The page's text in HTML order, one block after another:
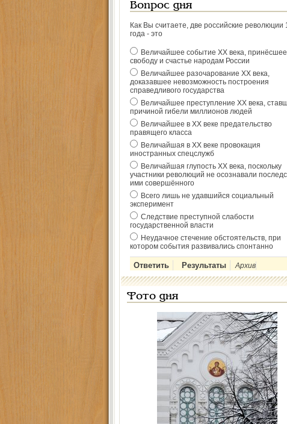
Вопрос дня
Как Вы считаете, две российские революции
года - это
Величайшее событие ХХ века, принёсшее
свободу и счастье народам России
Величайшее разочарование ХХ века,
доказавшее невозможность построения
справедливого государства
Величайшее преступление ХХ века,
причиной гибели миллионов людей
Величайшее в ХХ веке предательство
правящего класса
Величайшая в ХХ веке провокация
иностранных спецслужб
Величайшая глупость ХХ века, поскольку
участники революций не осознавали
ими совершённого
Всего лишь не удавшийся социальный
эксперимент
Следствие преступной слабости
государственной власти
Неудачное стечение обстоятельств, при
котором события развивались спонтанно
Архив
Фото дня